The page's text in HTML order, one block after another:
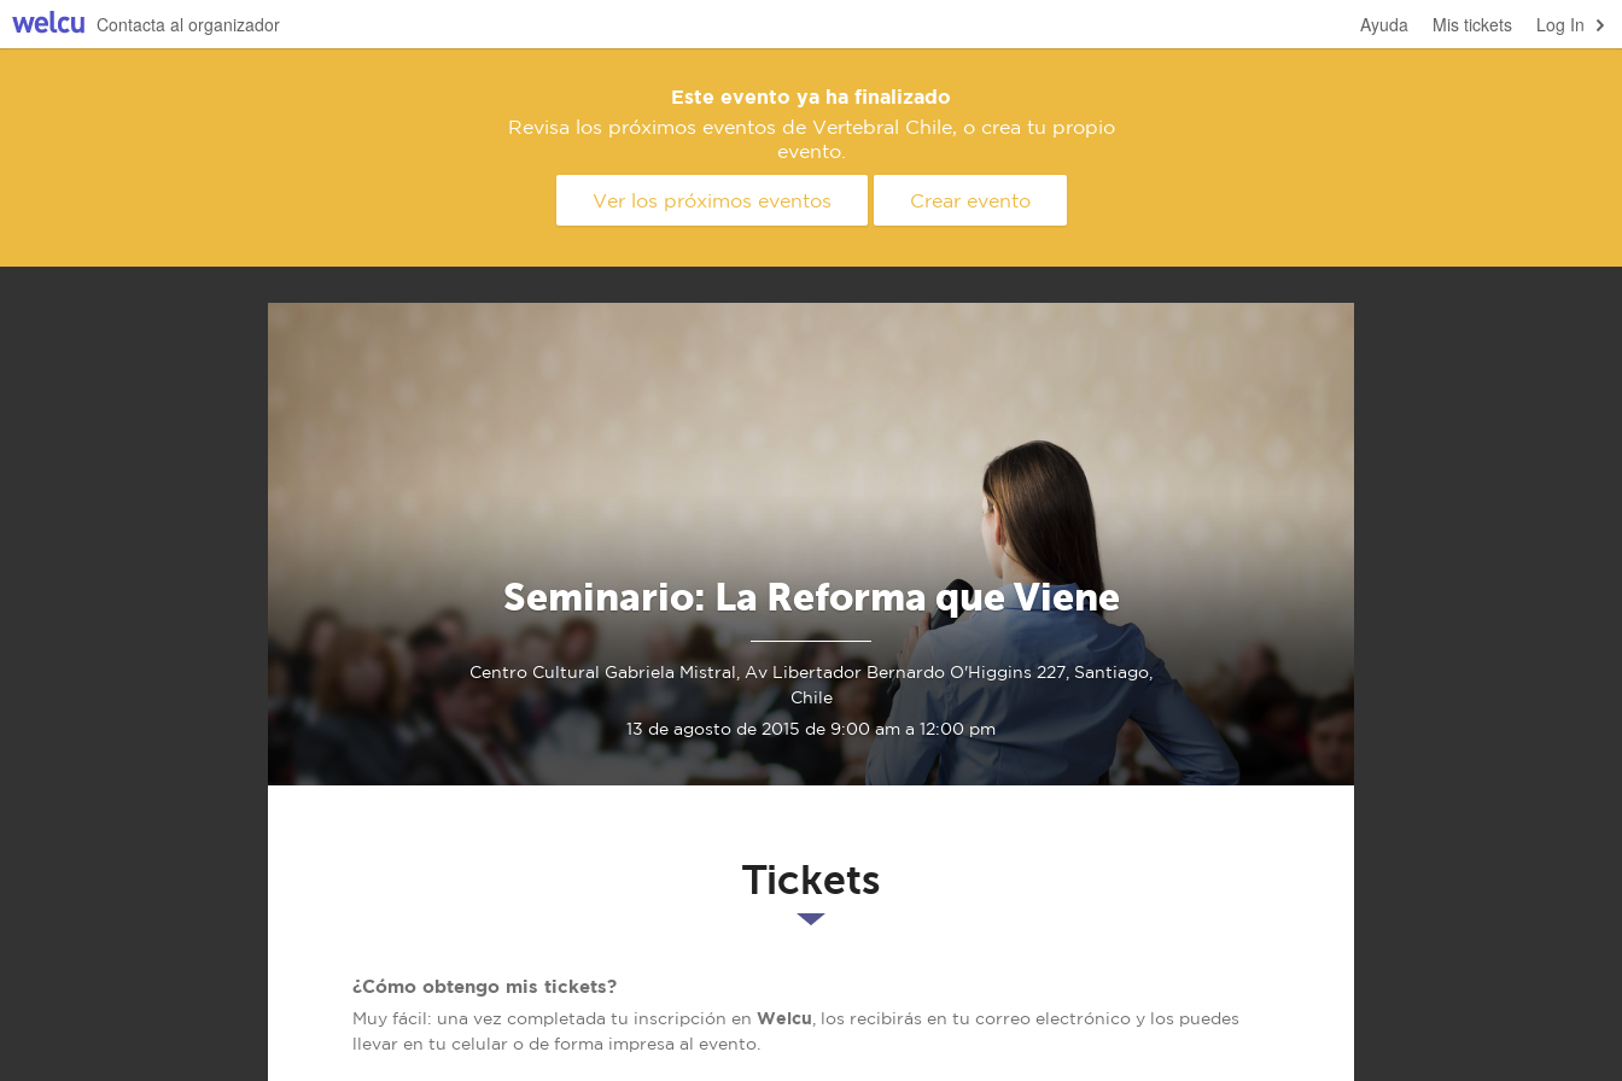
Log In
Mis tickets
Ayuda
Contacta al organizador
Este evento ya ha finalizado
Revisa los próximos eventos de Vertebral Chile, o crea tu propio
evento.
Ver los próximos eventos Crear evento
Seminario: La Reforma que Viene
Centro Cultural Gabriela Mistral, Av Libertador Bernardo O'Higgins 227, Santiago,
Chile
13 de agosto de 2015 de 9:00 am a 12:00 pm
Tickets
¿Cómo obtengo mis tickets?
Muy fácil: una vez completada tu inscripción en Welcu , los recibirás en tu correo electrónico y los puedes
llevar en tu celular o de forma impresa al evento.